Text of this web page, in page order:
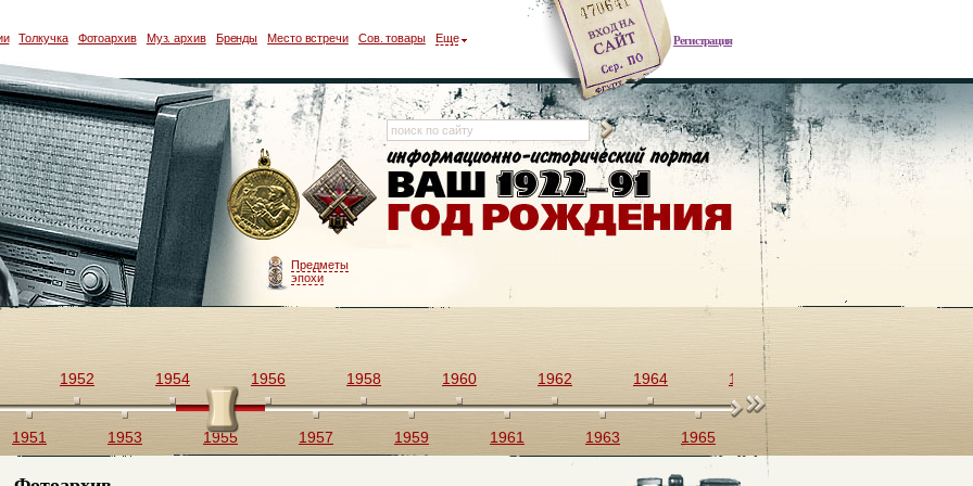
Регистрация
Толкучка Фотоархив Муз. архив Бренды Место встречи Сов. товары Еще
Предметы
эпохи
1951
1952
1953
1954
1955
1956
1957
1958
1959
1960
1961
1962
1963
1964
1965
1966